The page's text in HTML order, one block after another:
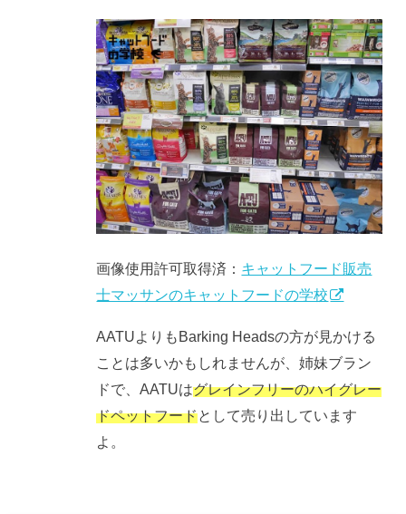
画像使用許可取得済： キャットフード販売
士マッサンのキャットフードの学校
AATUよりもBarking Headsの方が見かける
ことは多いかもしれませんが、姉妹ブラン
ドで、AATUはグレインフリーのハイグレー
ドペットフードとして売り出しています
よ。